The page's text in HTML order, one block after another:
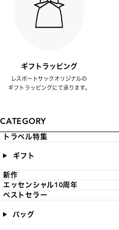
ギフトラッピング
レスポートサックオリジナルの
ギフトラッピングにて承ります。
CATEGORY
トラベル特集
ギフト
新作
エッセンシャル10周年
ベストセラー
バッグ